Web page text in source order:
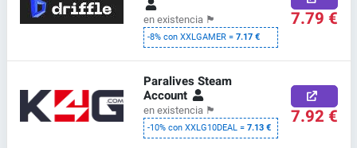
en existencia 🏴
-8% con XXLGAMER =7.17 €
7.79 €
Paralives Steam
Account
en existencia 🏴
-10% con XXLG10DEAL =7.13 € 7.92 €